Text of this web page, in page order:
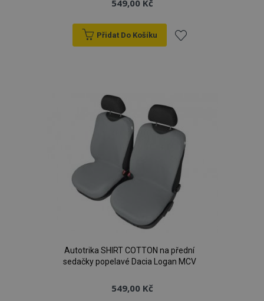
549,00 Kč
Přidat Do Košíku
oblíbeným
Autotrika SHIRT COTTON na přední
sedačky popelavé Dacia Logan MCV
549,00 Kč